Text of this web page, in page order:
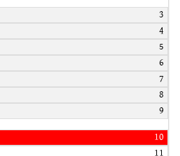
3
4
5
6
7
8
9
10
11